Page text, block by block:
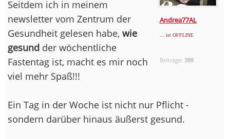
Andrea77AL
... ist OFFLINE
Beiträge:388
Seitdem ich in meinem
newsletter vom Zentrum der
Gesundheit gelesen habe, wie
gesund der wöchentliche
Fastentag ist, macht es mir noch
viel mehr Spaß!!!
Ein Tag in der Woche ist nicht nur Pflicht -
sondern darüber hinaus äußerst gesund.